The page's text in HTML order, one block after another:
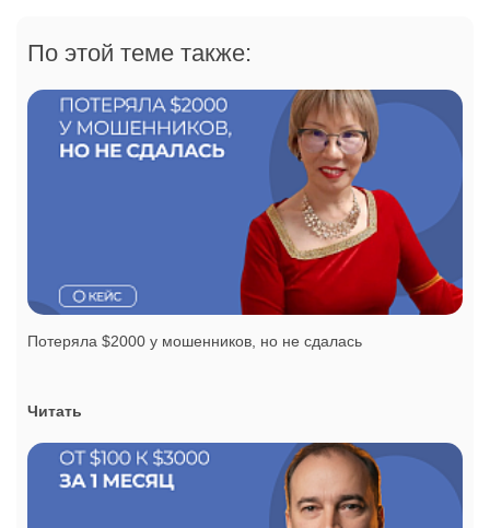
По этой теме также:
Потеряла $2000 у мошенников, но не сдалась
Читать